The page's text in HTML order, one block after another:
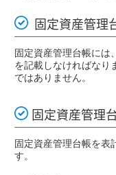
固定資産管理
固定資産管理台帳には
を記載しなければなり
ではありません。
固定資産管理
固定資産管理台帳を表
す。